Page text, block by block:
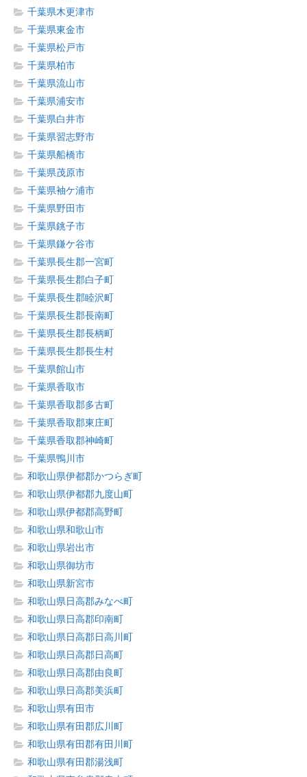
千葉県木更津市
千葉県東金市
千葉県松戸市
千葉県柏市
千葉県流山市
千葉県浦安市
千葉県白井市
千葉県習志野市
千葉県船橋市
千葉県茂原市
千葉県袖ケ浦市
千葉県野田市
千葉県銚子市
千葉県鎌ケ谷市
千葉県長生郡一宮町
千葉県長生郡白子町
千葉県長生郡睦沢町
千葉県長生郡長南町
千葉県長生郡長柄町
千葉県長生郡長生村
千葉県館山市
千葉県香取市
千葉県香取郡多古町
千葉県香取郡東庄町
千葉県香取郡神崎町
千葉県鴨川市
和歌山県伊都郡かつらぎ町
和歌山県伊都郡九度山町
和歌山県伊都郡高野町
和歌山県和歌山市
和歌山県岩出市
和歌山県御坊市
和歌山県新宮市
和歌山県日高郡みなべ町
和歌山県日高郡印南町
和歌山県日高郡日高川町
和歌山県日高郡日高町
和歌山県日高郡由良町
和歌山県日高郡美浜町
和歌山県有田市
和歌山県有田郡広川町
和歌山県有田郡有田川町
和歌山県有田郡湯浅町